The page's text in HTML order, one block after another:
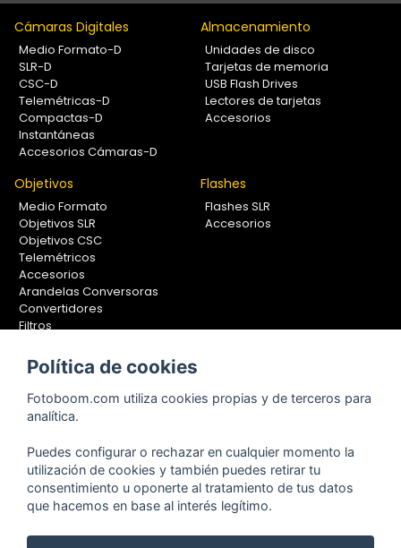
Cámaras Digitales
Medio Formato-D
SLR-D
CSC-D
Telemétricas-D
Compactas-D
Instantáneas
Accesorios Cámaras-D
Almacenamiento
Unidades de disco
Tarjetas de memoria
USB Flash Drives
Lectores de tarjetas
Accesorios
Objetivos
Medio Formato
Objetivos SLR
Objetivos CSC
Telemétricos
Accesorios
Arandelas Conversoras
Convertidores
Filtros
Calibradores
Flashes
Flashes SLR
Accesorios
Soportes Fotografía
Monopiés
Trípodes
Kit Completos
Accesorios
Política de cookies
Fotoboom.com utiliza cookies propias y de terceros para
analítica.
Puedes configurar o rechazar en cualquier momento la
utilización de cookies y también puedes retirar tu
consentimiento u oponerte al tratamiento de tus datos
que hacemos en base al interés legítimo.